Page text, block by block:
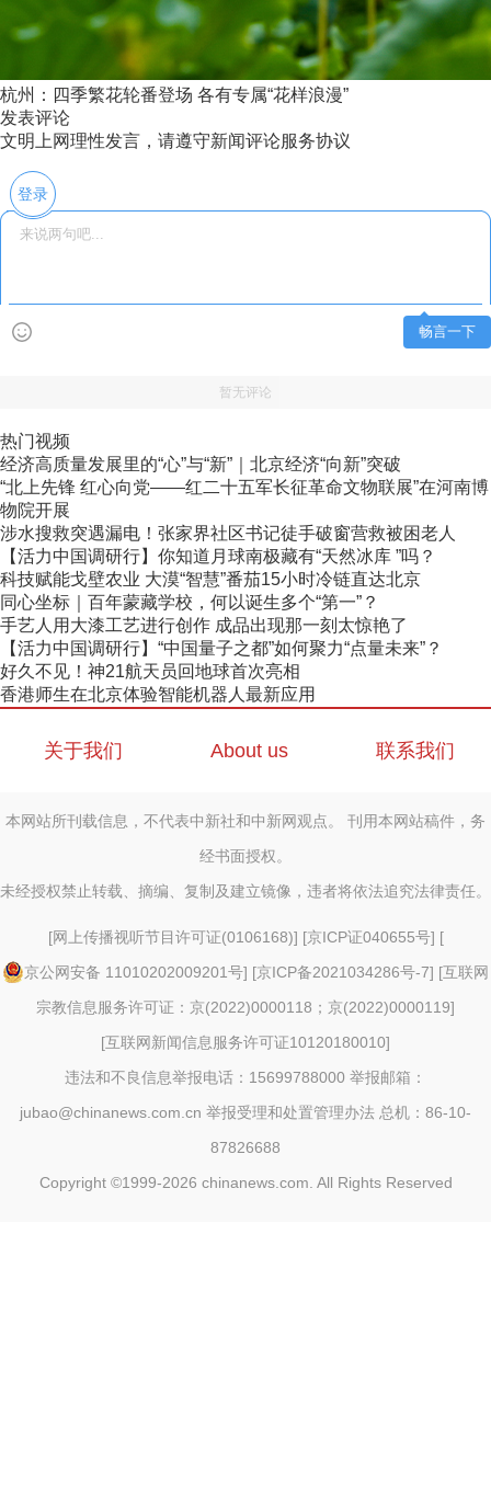
杭州：四季繁花轮番登场 各有专属“花样浪漫”
发表评论
文明上网理性发言，请遵守新闻评论服务协议
登录
畅言一下
暂无评论
热门视频
经济高质量发展里的“心”与“新”｜北京经济“向新”突破
“北上先锋 红心向党——红二十五军长征革命文物联展”在河南博
物院开展
涉水搜救突遇漏电！张家界社区书记徒手破窗营救被困老人
【活力中国调研行】你知道月球南极藏有“天然冰库 ”吗？
科技赋能戈壁农业 大漠“智慧”番茄15小时冷链直达北京
同心坐标｜百年蒙藏学校，何以诞生多个“第一”？
手艺人用大漆工艺进行创作 成品出现那一刻太惊艳了
【活力中国调研行】“中国量子之都”如何聚力“点量未来”？
好久不见！神21航天员回地球首次亮相
香港师生在北京体验智能机器人最新应用
关于我们 About us 联系我们
本网站所刊载信息，不代表中新社和中新网观点。 刊用本网站稿件，务
经书面授权。
未经授权禁止转载、摘编、复制及建立镜像，违者将依法追究法律责任。
[网上传播视听节目许可证(0106168)] [京ICP证040655号] [
京公网安备 11010202009201号] [京ICP备2021034286号-7] [互联网
宗教信息服务许可证：京(2022)0000118；京(2022)0000119]
[互联网新闻信息服务许可证10120180010]
违法和不良信息举报电话：15699788000 举报邮箱：
jubao@chinanews.com.cn 举报受理和处置管理办法 总机：86-10-
87826688
Copyright ©1999-2026 chinanews.com. All Rights Reserved